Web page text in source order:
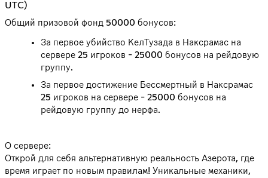
UTC)
Общий призовой фонд 50000 бонусов:
За первое убийство КелТузада в Наксрамас на
сервере 25 игроков - 25000 бонусов на рейдовую
группу.
За первое достижение Бессмертный в Наксрамас
25 игроков на сервере - 25000 бонусов на
рейдовую группу до нерфа.
О сервере:
Открой для себя альтернативную реальность Азерота, где
время играет по новым правилам! Уникальные механики,